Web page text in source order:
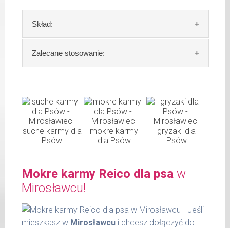
Waga netto/Nr art.: 1800 g/1047
Skład:
Skład:mięso i produkty pochodzenia
zwierzęcego: (końskie podroby: min. 25%
Szczegółowa analiza składu:
surowe białko 11,50 %
tłuszcz surowy 4,00 %
włókno surowe 0,30 %
wilgotność 77,00 %
mg / kg.
Zalecane stosowanie:
Hundewurst (Kiełbasa dla wzmocnienia)
waga
psa
dzienna
porcja
6 - 14
kg
300 g
15 -
22 kg
400 g
suche karmy dla
Psów
mokre karmy
dla Psów
gryzaki dla
Psów
Mokre karmy Reico dla psa w
Mirosławcu!
Jeśli
mieszkasz w Mirosławcu i chcesz dołączyć do